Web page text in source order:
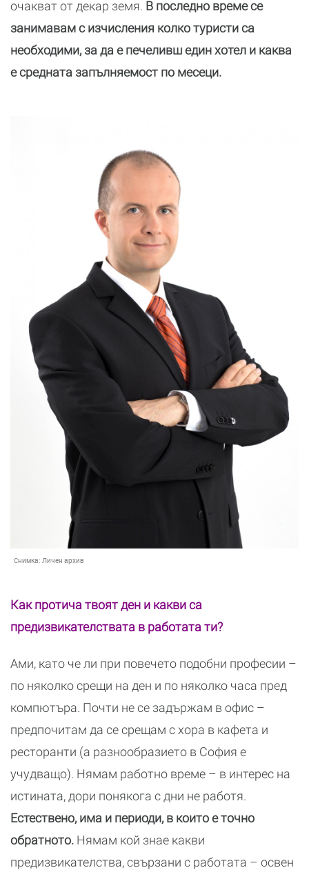
очакват от декар земя. В последно време се
занимавам с изчисления колко туристи са
необходими, за да е печеливш един хотел и каква
е средната запълняемост по месеци.
Снимка: Личен архив
Как протича твоят ден и какви са
предизвикателствата в работата ти?
Ами, като че ли при повечето подобни професии –
по няколко срещи на ден и по няколко часа пред
компютъра. Почти не се задържам в офис –
предпочитам да се срещам с хора в кафета и
ресторанти (а разнообразието в София е
учудващо). Нямам работно време – в интерес на
истината, дори понякога с дни не работя.
Естествено, има и периоди, в които е точно
обратното. Нямам кой знае какви
предизвикателства, свързани с работата – освен